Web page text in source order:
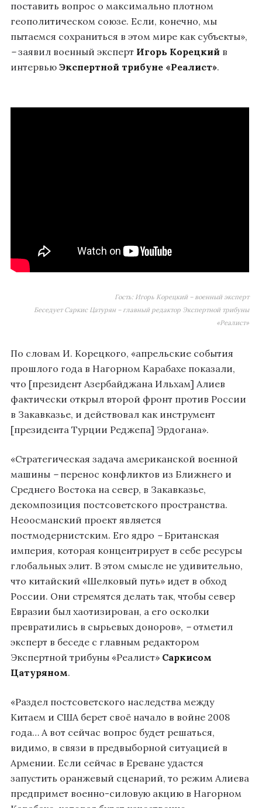
поставить вопрос о максимально плотном
геополитическом союзе. Если, конечно, мы
пытаемся сохраниться в этом мире как субъекты»,
–заявил военный эксперт Игорь Корецкий в
интервью Экспертной трибуне «Реалист».
Гость: Игорь Корецкий – военный эксперт
Беседует Саркис Цатурян – главный редактор Экспертной трибуны
«Реалист»
По словам И. Корецкого, «апрельские события
прошлого года в Нагорном Карабахе показали,
что [президент Азербайджана Ильхам] Алиев
фактически открыл второй фронт против России
в Закавказье, и действовал как инструмент
[президента Турции Реджепа] Эрдогана».
«Стратегическая задача американской военной
машины –перенос конфликтов из Ближнего и
Среднего Востока на север, в Закавказье,
декомпозиция постсоветского пространства.
Неоосманский проект является
постмодернистским. Его ядро –Британская
империя, которая концентрирует в себе ресурсы
глобальных элит. В этом смысле не удивительно,
что китайский «Шелковый путь» идет в обход
России. Они стремятся делать так, чтобы север
Евразии был хаотизирован, а его осколки
превратились в сырьевых доноров», –отметил
эксперт в беседе с главным редактором
Экспертной трибуны «Реалист» Саркисом
Цатуряном.
«Раздел постсоветского наследства между
Китаем и США берет своё начало в войне 2008
года… А вот сейчас вопрос будет решаться,
видимо, в связи в предвыборной ситуацией в
Армении. Если сейчас в Ереване удастся
запустить оранжевый сценарий, то режим Алиева
предпримет военно-силовую акцию в Нагорном